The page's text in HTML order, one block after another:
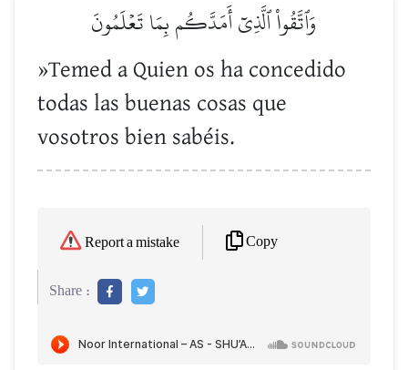
وَٱتَّقُواْ ٱلَّذِيٓ أَمَدَّكُم بِمَا تَعۡلَمُونَ
»Temed a Quien os ha concedido
todas las buenas cosas que
vosotros bien sabéis.
Report a mistake Copy
Share :